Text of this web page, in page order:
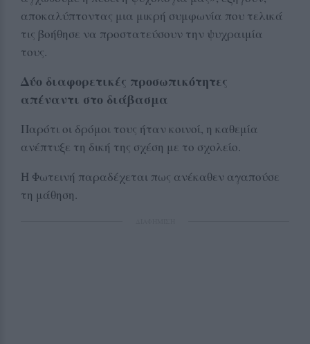
αποκαλύπτοντας μια μικρή συμφωνία που τελικά
τις βοήθησε να προστατεύσουν την ψυχραιμία
τους.
Δύο διαφορετικές προσωπικότητες
απέναντι στο διάβασμα
Παρότι οι δρόμοι τους ήταν κοινοί, η καθεμία
ανέπτυξε τη δική της σχέση με το σχολείο.
Η Φωτεινή παραδέχεται πως ανέκαθεν αγαπούσε
τη μάθηση.